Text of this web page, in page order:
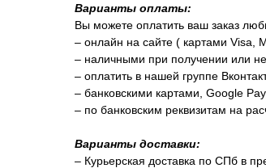
Варианты оплаты:
Вы можете оплатить ваш заказ
– онлайн на сайте ( картами Visa,
– наличными при получении или
– оплатить в нашей группе
– банковскими картами, Google
– по банковским реквизитам на
Варианты доставки:
– Курьерская доставка по СПб в